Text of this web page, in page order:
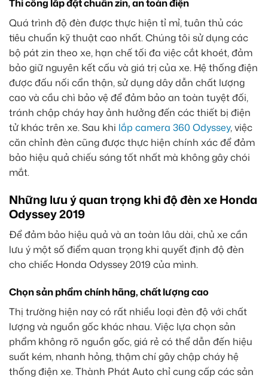
Thi công lắp đặt chuẩn zin, an toàn điện
Quá trình độ đèn được thực hiện tỉ mỉ, tuân thủ các
tiêu chuẩn kỹ thuật cao nhất. Chúng tôi sử dụng các
bộ pát zin theo xe, hạn chế tối đa việc cắt khoét, đảm
bảo giữ nguyên kết cấu và giá trị của xe. Hệ thống điện
được đấu nối cẩn thận, sử dụng dây dẫn chất lượng
cao và cầu chì bảo vệ để đảm bảo an toàn tuyệt đối,
tránh chập cháy hay ảnh hưởng đến các thiết bị điện
tử khác trên xe. Sau khi lắp camera 360 Odyssey, việc
căn chỉnh đèn cũng được thực hiện chính xác để đảm
bảo hiệu quả chiếu sáng tốt nhất mà không gây chói
mắt.
Những lưu ý quan trọng khi độ đèn xe Honda
Odyssey 2019
Để đảm bảo hiệu quả và an toàn lâu dài, chủ xe cần
lưu ý một số điểm quan trọng khi quyết định độ đèn
cho chiếc Honda Odyssey 2019 của mình.
Chọn sản phẩm chính hãng, chất lượng cao
Thị trường hiện nay có rất nhiều loại đèn độ với chất
lượng và nguồn gốc khác nhau. Việc lựa chọn sản
phẩm không rõ nguồn gốc, giá rẻ có thể dẫn đến hiệu
suất kém, nhanh hỏng, thậm chí gây chập cháy hệ
thống điện xe. Thành Phát Auto chỉ cung cấp các sản